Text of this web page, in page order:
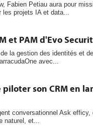
Fabien Petiau aura pour
les projets IA et data...
et PAM d'Evo
la gestion des identités et
avec...
son CRM en
conversationnel Ask efficy,
naturel, et...